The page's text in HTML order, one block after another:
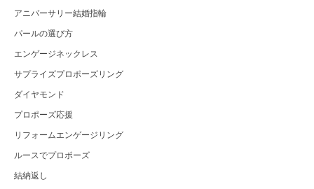
アニバーサリー結婚指輪
パールの選び方
エンゲージネックレス
サプライズプロポーズリング
ダイヤモンド
プロポーズ応援
リフォームエンゲージリング
ルースでプロポーズ
結納返し